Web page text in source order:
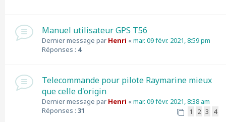
Manuel utilisateur GPS T56
Dernier message par Henri «mar. 09 févr. 2021, 8:59 pm
Réponses : 4
Telecommande pour pilote Raymarine mieux
que celle d'origin
Dernier message par Henri «mar. 09 févr. 2021, 8:38 am
Réponses : 31 1 2 3 4